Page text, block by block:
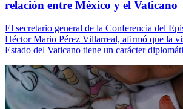
relación entre México y el Vaticano
El secretario general de la Conferencia del
Héctor Mario Pérez Villarreal, afirmó que la
Estado del Vaticano tiene un carácter